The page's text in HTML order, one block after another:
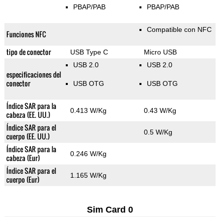
PBAP/PAB PBAP/PAB
Funciones NFC Compatible con NFC
tipo de conector USB Type C Micro USB
especificaciones del
conector
USB 2.0
USB OTG
USB 2.0
USB OTG
Índice SAR para la
cabeza (EE. UU.)
0.413 W/Kg 0.43 W/Kg
Índice SAR para el
cuerpo (EE. UU.)
0.5 W/Kg
Índice SAR para la
cabeza (Eur)
0.246 W/Kg
Índice SAR para el
cuerpo (Eur)
1.165 W/Kg
Sim Card 0